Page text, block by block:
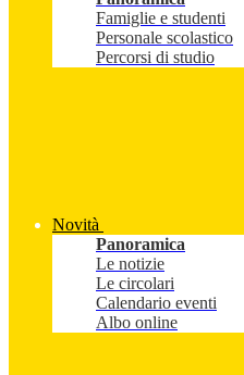
Famiglie e studenti
Personale scolastico
Percorsi di studio
Novità
Panoramica
Le notizie
Le circolari
Calendario eventi
Albo online